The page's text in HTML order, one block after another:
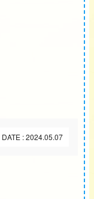
DATE : 2024.05.07